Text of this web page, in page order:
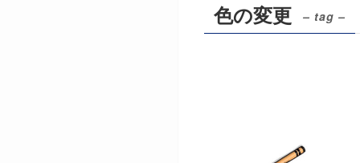
色の変更 – tag –